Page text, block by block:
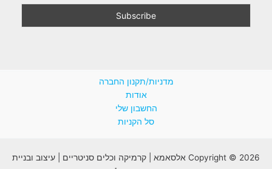
מדניות/תקנון החברה
אודות
החשבון שלי
סל הקניות
Copyright © 2026 אלסאמא | קרמיקה וכלים סניטריים | עיצוב ובניית